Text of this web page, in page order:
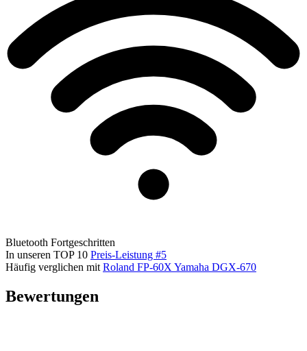
Bluetooth Fortgeschritten
In unseren TOP 10 Preis-Leistung #5
Häufig verglichen mit Roland FP-60X Yamaha DGX-670
Bewertungen